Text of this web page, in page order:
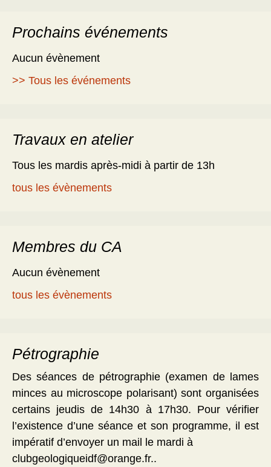
Prochains événements
Aucun évènement
>> Tous les événements
Travaux en atelier
Tous les mardis après-midi à partir de 13h
tous les évènements
Membres du CA
Aucun évènement
tous les évènements
Pétrographie
Des séances de pétrographie (examen de lames
minces au microscope polarisant) sont organisées
certains jeudis de 14h30 à 17h30. Pour vérifier
l’existence d’une séance et son programme, il est
impératif d’envoyer un mail le mardi à
clubgeologiqueidf@orange.fr..